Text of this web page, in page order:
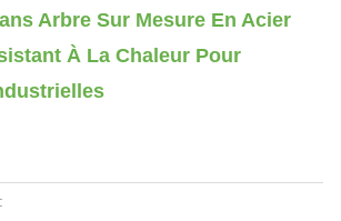
Arbre Sur Mesure En Acier
À La Chaleur Pour